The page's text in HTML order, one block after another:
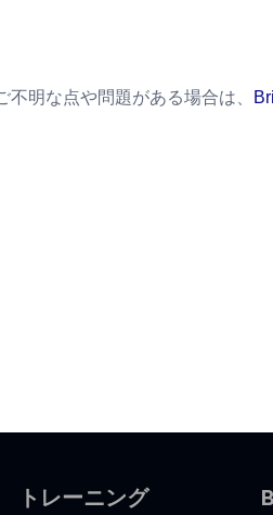
明な点や問題がある場合は、
トレーニング